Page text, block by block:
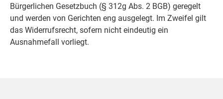
Bürgerlichen Gesetzbuch (§ 312g Abs. 2 BGB) geregelt
und werden von Gerichten eng ausgelegt. Im Zweifel gilt
das Widerrufsrecht, sofern nicht eindeutig ein
Ausnahmefall vorliegt.